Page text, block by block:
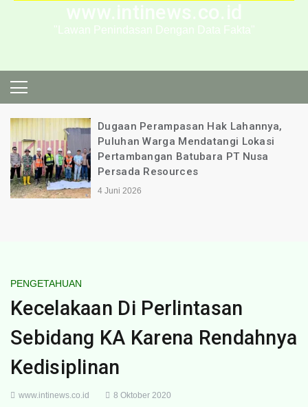
www.intinews.co.id
"Lawan Penindasan Dengan Data Fakta"
Dugaan Perampasan Hak Lahannya,
Puluhan Warga Mendatangi Lokasi
Pertambangan Batubara PT Nusa
Persada Resources
4 Juni 2026
PENGETAHUAN
Kecelakaan Di Perlintasan
Sebidang KA Karena Rendahnya
Kedisiplinan
www.intinews.co.id 8 Oktober 2020